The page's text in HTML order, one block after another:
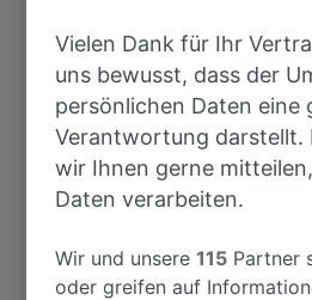
Nach Chemnitz Hbf
Nach Zschaitz
Nach Döbeln Hbf
Vielen Dank für Ihr
uns bewusst, dass der
persönlichen Daten eine
Verantwortung darstellt.
wir Ihnen gerne
Daten verarbeiten.
Wir und unsere115 Partner
oder greifen auf